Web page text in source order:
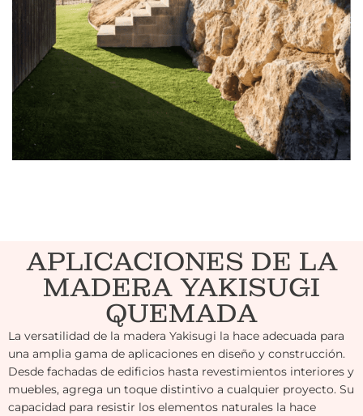
APLICACIONES DE LA
MADERA YAKISUGI
QUEMADA
La versatilidad de la madera Yakisugi la hace adecuada para
una amplia gama de aplicaciones en diseño y construcción.
Desde fachadas de edificios hasta revestimientos interiores y
muebles, agrega un toque distintivo a cualquier proyecto. Su
capacidad para resistir los elementos naturales la hace